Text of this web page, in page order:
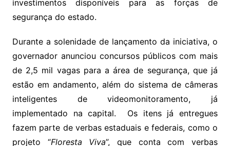
investimentos disponíveis para as forças de
segurança do estado.
Durante a solenidade de lançamento da iniciativa, o
governador anunciou concursos públicos com mais
de 2,5 mil vagas para a área de segurança, que já
estão em andamento, além do sistema de câmeras
inteligentes de videomonitoramento, já
implementado na capital. Os itens já entregues
fazem parte de verbas estaduais e federais, como o
projeto “Floresta Viva”, que conta com verbas